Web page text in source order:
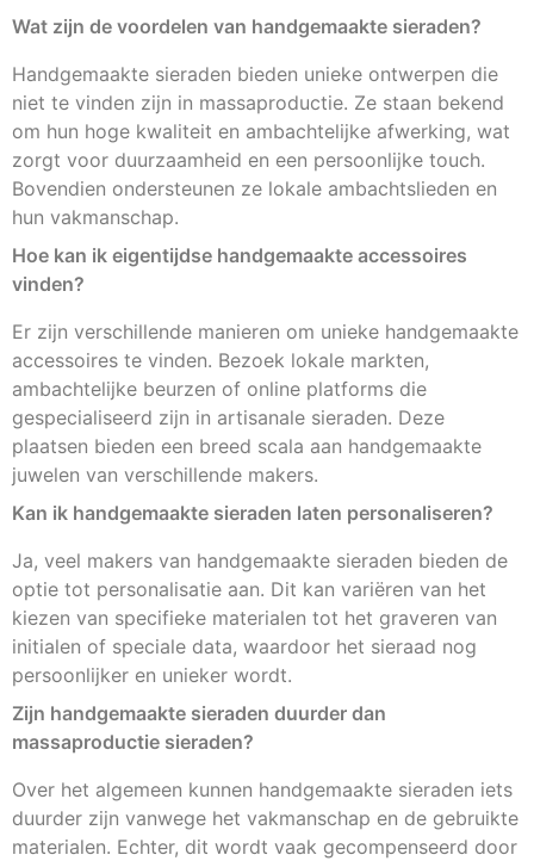
Wat zijn de voordelen van handgemaakte sieraden?
Handgemaakte sieraden bieden unieke ontwerpen die
niet te vinden zijn in massaproductie. Ze staan bekend
om hun hoge kwaliteit en ambachtelijke afwerking, wat
zorgt voor duurzaamheid en een persoonlijke touch.
Bovendien ondersteunen ze lokale ambachtslieden en
hun vakmanschap.
Hoe kan ik eigentijdse handgemaakte accessoires
vinden?
Er zijn verschillende manieren om unieke handgemaakte
accessoires te vinden. Bezoek lokale markten,
ambachtelijke beurzen of online platforms die
gespecialiseerd zijn in artisanale sieraden. Deze
plaatsen bieden een breed scala aan handgemaakte
juwelen van verschillende makers.
Kan ik handgemaakte sieraden laten personaliseren?
Ja, veel makers van handgemaakte sieraden bieden de
optie tot personalisatie aan. Dit kan variëren van het
kiezen van specifieke materialen tot het graveren van
initialen of speciale data, waardoor het sieraad nog
persoonlijker en unieker wordt.
Zijn handgemaakte sieraden duurder dan
massaproductie sieraden?
Over het algemeen kunnen handgemaakte sieraden iets
duurder zijn vanwege het vakmanschap en de gebruikte
materialen. Echter, dit wordt vaak gecompenseerd door